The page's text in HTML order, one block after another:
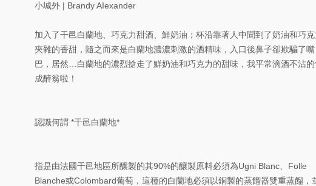
小城外 | Brandy AIexander
加入了干邑白蘭地、巧克力甜酒、鮮奶油；杯沿靠著人中聞到了奶油和巧
夾雜的香甜，隨之而來是白蘭地濃濃刺激的酒精味，入口後鼻子卻欺騙了嘴
巴，居然…白蘭地的濃烈搶走了鮮奶油和巧克力的甜味，我平常滴酒不沾
成醉翁啦！
認識何謂 *干邑白蘭地*
指是由法國干邑地區所釀製的其90%的釀製原料必須為Ugni Blanc、Folle
Blanche或Colombard葡萄，這種的白蘭地必須以銅製的蒸餾器雙重蒸餾，